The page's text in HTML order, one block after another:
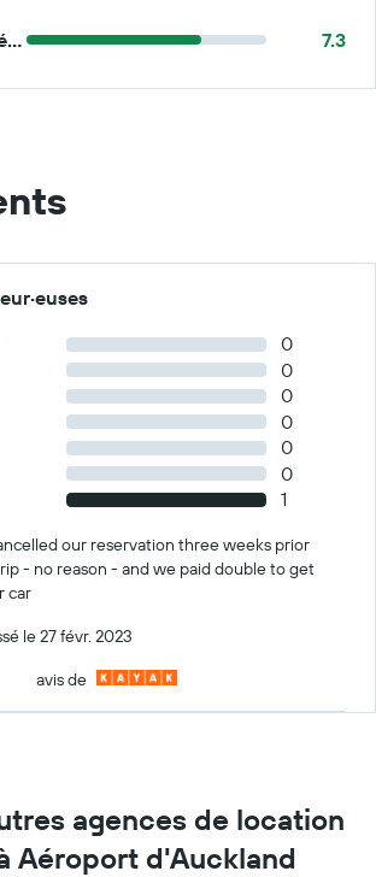
Rapport qualité/prix 7.3
0
0
0
0
0
0
1
our reservation three weeks prior
- no reason - and we paid double to get
car
le 27 févr. 2023
avis de
agences de location
Aéroport d'Auckland